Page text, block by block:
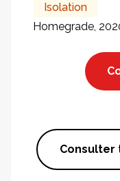
Isolation
Homegrade,
Consulter